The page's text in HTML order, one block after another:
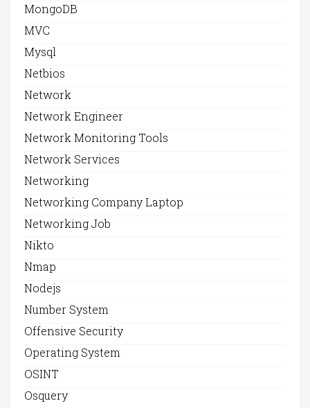
MongoDB
MVC
Mysql
Netbios
Network
Network Engineer
Network Monitoring Tools
Network Services
Networking
Networking Company Laptop
Networking Job
Nikto
Nmap
Nodejs
Number System
Offensive Security
Operating System
OSINT
Osquery